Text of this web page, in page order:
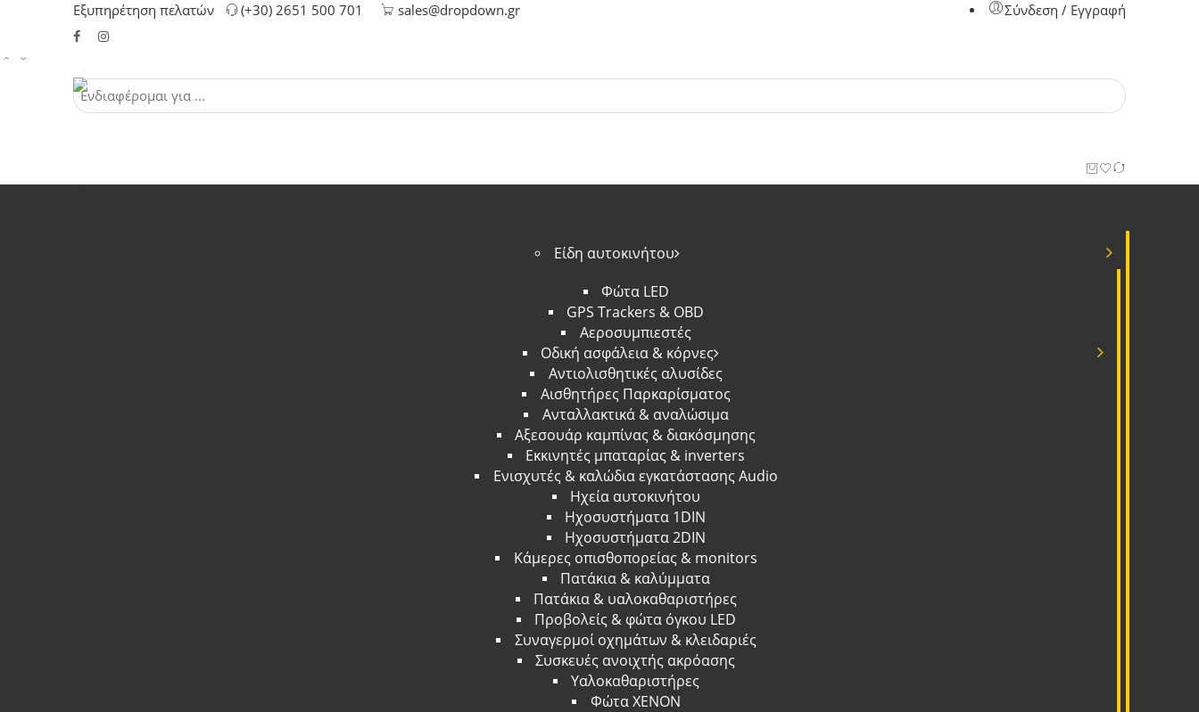
Εξυπηρέτηση πελατών (+30) 2651 500 701 sales@dropdown.gr Σύνδεση / Εγγραφή
Είδη αυτοκινήτου
Φώτα LED
GPS Trackers & OBD
Αεροσυμπιεστές
Οδική ασφάλεια & κόρνες
Αντιολισθητικές αλυσίδες
Αισθητήρες Παρκαρίσματος
Ανταλλακτικά & αναλώσιμα
Αξεσουάρ καμπίνας & διακόσμησης
Εκκινητές μπαταρίας & inverters
Ενισχυτές & καλώδια εγκατάστασης Audio
Ηχεία αυτοκινήτου
Ηχοσυστήματα 1DIN
Ηχοσυστήματα 2DIN
Κάμερες οπισθοπορείας & monitors
Πατάκια & καλύμματα
Πατάκια & υαλοκαθαριστήρες
Προβολείς & φώτα όγκου LED
Συναγερμοί οχημάτων & κλειδαριές
Συσκευές ανοιχτής ακρόασης
Υαλοκαθαριστήρες
Φώτα XENON